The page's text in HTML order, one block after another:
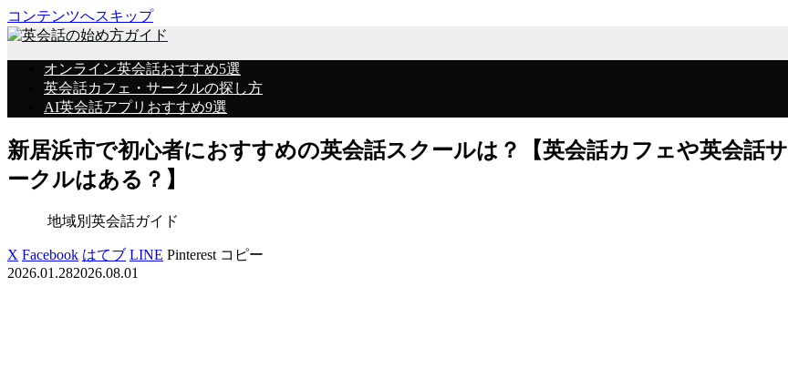
コンテンツへスキップ
オンライン英会話おすすめ5選
英会話カフェ・サークルの探し方
AI英会話アプリおすすめ9選
新居浜市で初心者におすすめの英会話スクールは？【英会話カフェや英会話サ
ークルはある？】
地域別英会話ガイド
X Facebook はてブ LINE Pinterest コピー
2026.01.282026.08.01